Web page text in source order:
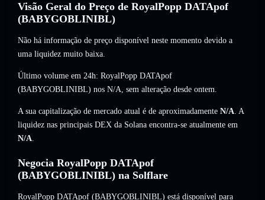
Visão Geral do Preço de RoyalPopp DATApof
(BABYGOBLINIBL)
Não há informação de preço disponível neste momento devido a
uma liquidez muito baixa.
Último volume em 24h: RoyalPopp DATApof
(BABYGOBLINIBL) nos N/A, sem alteração desde ontem.
A sua capitalização de mercado atual é de aproximadamente N/A. A
liquidez nas principais DEX da Solana encontra-se atualmente em
N/A.
Negocia RoyalPopp DATApof
(BABYGOBLINIBL) na Solflare
RoyalPopp DATApof (BABYGOBLINIBL) está disponível para